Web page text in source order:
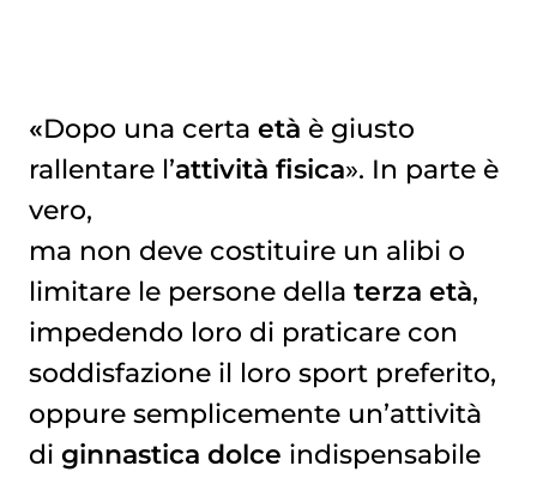
«Dopo una certa età è giusto
rallentare l’attività fisica». In parte è
vero,
ma non deve costituire un alibi o
limitare le persone della terza età,
impedendo loro di praticare con
soddisfazione il loro sport preferito,
oppure semplicemente un’attività
di ginnastica dolce indispensabile